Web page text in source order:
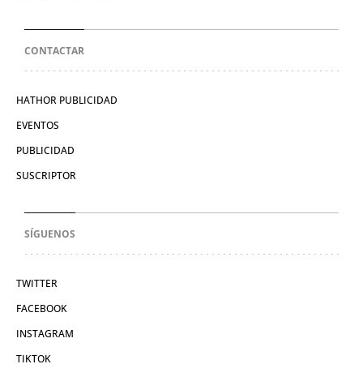
CONTACTAR
HATHOR PUBLICIDAD
EVENTOS
PUBLICIDAD
SUSCRIPTOR
SÍGUENOS
TWITTER
FACEBOOK
INSTAGRAM
TIKTOK